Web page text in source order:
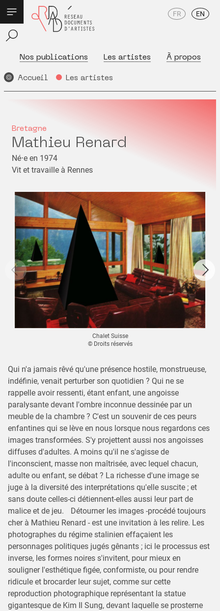
Nos publications Les artistes À propos
FR EN
Accueil Les artistes
Bretagne
Mathieu Renard
Né⋅e en 1974
Vit et travaille à Rennes
Chalet Suisse
© Droits réservés
Qui n'a jamais rêvé qu'une présence hostile, monstrueuse,
indéfinie, venait perturber son quotidien ? Qui ne se
rappelle avoir ressenti, étant enfant, une angoisse
paralysante devant l'ombre inconnue dessinée par un
meuble de la chambre ? C'est un souvenir de ces peurs
enfantines qui se lève en nous lorsque nous regardons ces
images transformées. S'y projettent aussi nos angoisses
diffuses d'adultes. A moins qu'il ne s'agisse de
l'inconscient, masse non maîtrisée, avec lequel chacun,
adulte ou enfant, se débat ? La richesse d'une image se
juge à la diversité des interprétations qu'elle suscite ; et
sans doute celles-ci détiennent-elles aussi leur part de
malice et de jeu. Détourner les images -procédé toujours
cher à Mathieu Renard - est une invitation à les relire. Les
photographes du régime stalinien effaçaient les
personnages politiques jugés gênants ; ici le processus est
inverse, les formes noires s'invitent, pour mieux en
souligner l'esthétique figée, conformiste, ou pour rendre
ridicule et brocarder leur sujet, comme sur cette
reproduction photographique représentant la statue
gigantesque de Kim Il Sung, devant laquelle se prosterne